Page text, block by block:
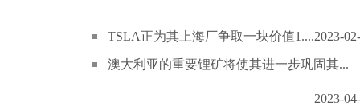
TSLA正为其上海厂争取一块价值1....2023-
澳大利亚的重要锂矿将使其进一步巩固其...
2023-